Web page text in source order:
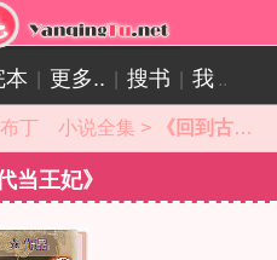
本 更多.. 搜书 我 ..
丁 小说全集 > 《回到古代当王妃》小说目录
当王妃》